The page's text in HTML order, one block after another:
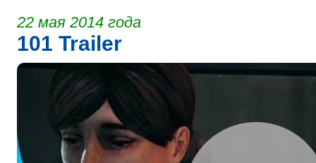
22 мая 2014 года
101 Trailer